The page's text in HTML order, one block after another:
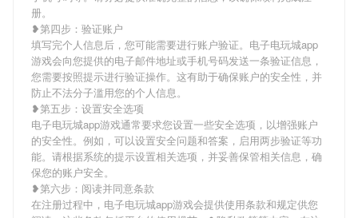
册。
❥第四步：验证账户
填写完个人信息后，您可能需要进行账户验证。电子电玩城app
游戏会向您提供的电子邮件地址或手机号码发送一条验证信息，
您需要按照提示进行验证操作。这有助于确保账户的安全性，并
防止不法分子滥用您的个人信息。
❥第五步：设置安全选项
电子电玩城app游戏通常要求您设置一些安全选项，以增强账户
的安全性。例如，可以设置安全问题和答案，启用两步验证等功
能。请根据系统的提示设置相关选项，并妥善保管相关信息，确
保您的账户安全。
❥第六步：阅读并同意条款
在注册过程中，电子电玩城app游戏会提供使用条款和规定供您